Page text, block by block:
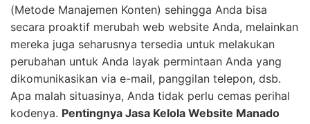
(Metode Manajemen Konten) sehingga Anda bisa
secara proaktif merubah web website Anda, melainkan
mereka juga seharusnya tersedia untuk melakukan
perubahan untuk Anda layak permintaan Anda yang
dikomunikasikan via e-mail, panggilan telepon, dsb.
Apa malah situasinya, Anda tidak perlu cemas perihal
kodenya. Pentingnya Jasa Kelola Website Manado